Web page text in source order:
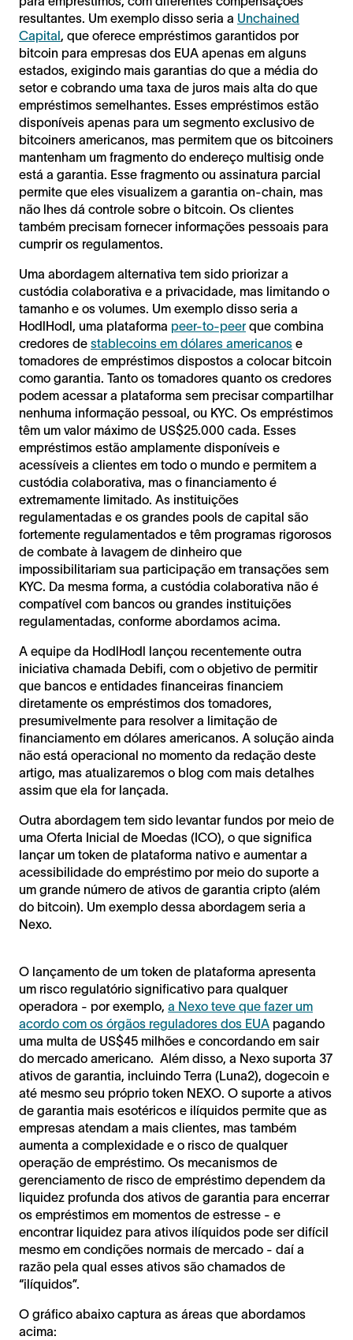
resultantes. Um exemplo disso seria a Unchained
Capital , que oferece empréstimos garantidos por
bitcoin para empresas dos EUA apenas em alguns
estados, exigindo mais garantias do que a média do
setor e cobrando uma taxa de juros mais alta do que
empréstimos semelhantes. Esses empréstimos estão
disponíveis apenas para um segmento exclusivo de
bitcoiners americanos, mas permitem que os bitcoiners
mantenham um fragmento do endereço multisig onde
está a garantia. Esse fragmento ou assinatura parcial
permite que eles visualizem a garantia on-chain, mas
não lhes dá controle sobre o bitcoin. Os clientes
também precisam fornecer informações pessoais para
cumprir os regulamentos.
Uma abordagem alternativa tem sido priorizar a
custódia colaborativa e a privacidade, mas limitando o
tamanho e os volumes. Um exemplo disso seria a
HodlHodl, uma plataforma peer-to-peerque combina
credores de stablecoins em dólares americanos e
tomadores de empréstimos dispostos a colocar bitcoin
como garantia. Tanto os tomadores quanto os credores
podem acessar a plataforma sem precisar compartilhar
nenhuma informação pessoal, ou KYC. Os empréstimos
têm um valor máximo de US$25.000 cada. Esses
empréstimos estão amplamente disponíveis e
acessíveis a clientes em todo o mundo e permitem a
custódia colaborativa, mas o financiamento é
extremamente limitado. As instituições
regulamentadas e os grandes pools de capital são
fortemente regulamentados e têm programas rigorosos
de combate à lavagem de dinheiro que
impossibilitariam sua participação em transações sem
KYC. Da mesma forma, a custódia colaborativa não é
compatível com bancos ou grandes instituições
regulamentadas, conforme abordamos acima.
A equipe da HodlHodl lançou recentemente outra
iniciativa chamada Debifi, com o objetivo de permitir
que bancos e entidades financeiras financiem
diretamente os empréstimos dos tomadores,
presumivelmente para resolver a limitação de
financiamento em dólares americanos. A solução ainda
não está operacional no momento da redação deste
artigo, mas atualizaremos o blog com mais detalhes
assim que ela for lançada.
Outra abordagem tem sido levantar fundos por meio de
uma Oferta Inicial de Moedas (ICO), o que significa
lançar um token de plataforma nativo e aumentar a
acessibilidade do empréstimo por meio do suporte a
um grande número de ativos de garantia cripto (além
do bitcoin). Um exemplo dessa abordagem seria a
Nexo.
O lançamento de um token de plataforma apresenta
um risco regulatório significativo para qualquer
operadora - por exemplo, a Nexo teve que fazer um
acordo com os órgãos reguladores dos EUA pagando
uma multa de US$45 milhões e concordando em sair
do mercado americano. Além disso, a Nexo suporta 37
ativos de garantia, incluindo Terra (Luna2), dogecoin e
até mesmo seu próprio token NEXO. O suporte a ativos
de garantia mais esotéricos e ilíquidos permite que as
empresas atendam a mais clientes, mas também
aumenta a complexidade e o risco de qualquer
operação de empréstimo. Os mecanismos de
gerenciamento de risco de empréstimo dependem da
liquidez profunda dos ativos de garantia para encerrar
os empréstimos em momentos de estresse - e
encontrar liquidez para ativos ilíquidos pode ser difícil
mesmo em condições normais de mercado - daí a
razão pela qual esses ativos são chamados de
“ilíquidos”.
O gráfico abaixo captura as áreas que abordamos
acima: